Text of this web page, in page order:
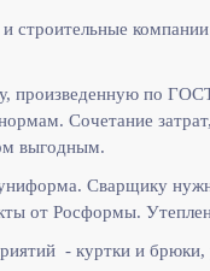
строительные
произведенную по
Сочетание
выгодным.
Сварщику
от Росформы.
- куртки и брюки,